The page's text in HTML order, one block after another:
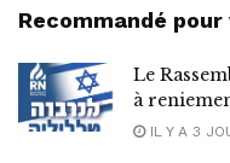
Recommandé pour
Le
à
IL Y A 3